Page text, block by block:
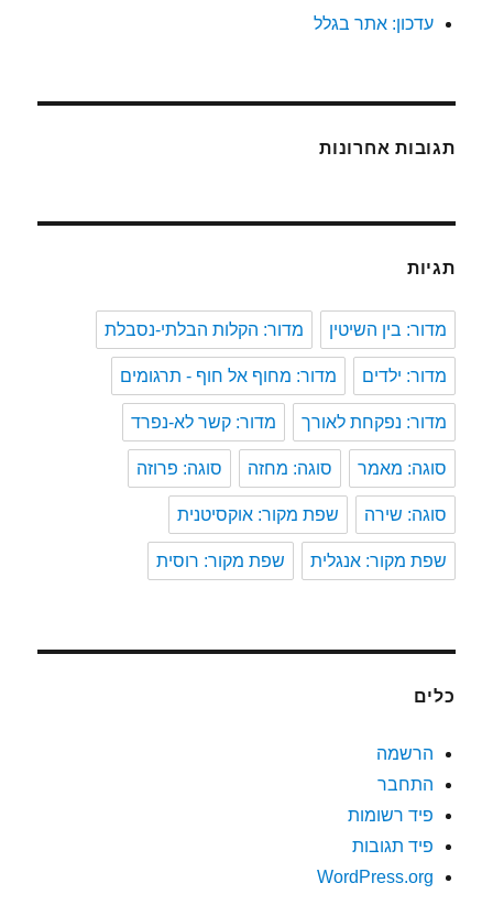
עדכון: אתר בגלל
תגובות אחרונות
תגיות
מדור: בין השיטין מדור: הקלות הבלתי-נסבלת
מדור: ילדים מדור: מחוף אל חוף - תרגומים
מדור: נפקחת לאורך מדור: קשר לא-נפרד
סוגה: מאמר סוגה: מחזה סוגה: פרוזה
סוגה: שירה שפת מקור: אוקסיטנית
שפת מקור: אנגלית שפת מקור: רוסית
כלים
הרשמה
התחבר
פיד רשומות
פיד תגובות
WordPress.org